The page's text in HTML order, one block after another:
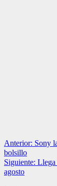
de
entradas
Anterior: Sony
bolsillo
Siguiente: Llega
agosto